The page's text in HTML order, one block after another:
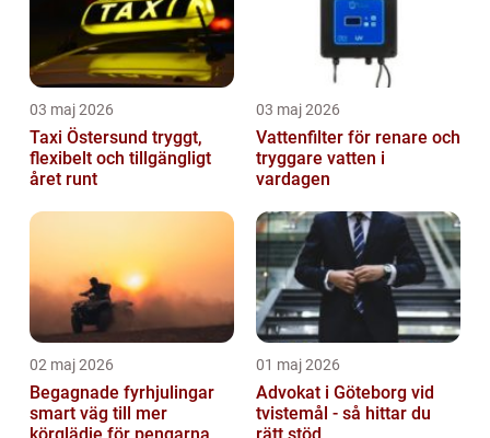
03 maj 2026
Taxi Östersund tryggt,
flexibelt och tillgängligt
året runt
03 maj 2026
Vattenfilter för renare och
tryggare vatten i
vardagen
02 maj 2026
Begagnade fyrhjulingar
smart väg till mer
01 maj 2026
Advokat i Göteborg vid
tvistemål - så hittar du